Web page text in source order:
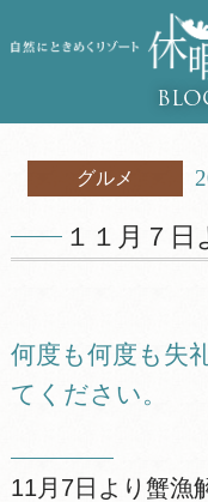
グルメ
１１月７日
何度も何度も失
てください。
11月7日より蟹